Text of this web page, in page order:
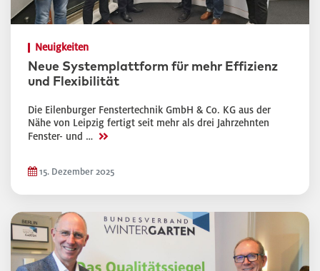
Neuigkeiten
Neue Systemplattform für mehr Effizienz
und Flexibilität
Die Eilenburger Fenstertechnik GmbH & Co. KG aus der
Nähe von Leipzig fertigt seit mehr als drei Jahrzehnten
Fenster- und … >>
15. Dezember 2025